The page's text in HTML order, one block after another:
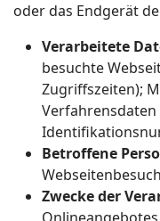
oder das Endgerät
Verarbeitete
besuchte
Zugriffszeiten);
Verfahrensdaten
Betroffene
Zwecke der